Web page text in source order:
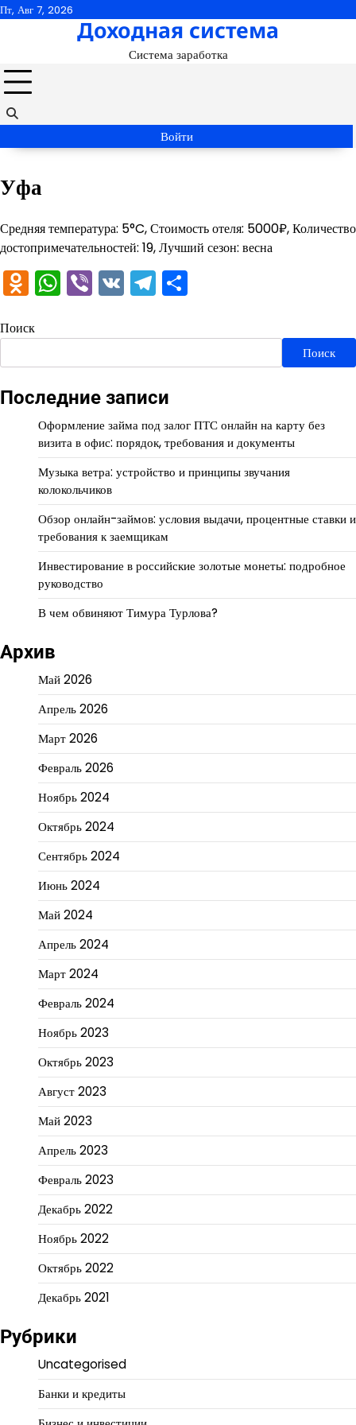
Перейти
Пт, Авг 7, 2026
Доходная система
Система заработка
Войти
Уфа
Средняя температура: 5°C, Стоимость отеля: 5000₽, Количество
достопримечательностей: 19, Лучший сезон: весна
Odnoklassniki
WhatsApp
Viber
VKTelegram
Поиск
Поиск
Последние записи
Оформление займа под залог ПТС онлайн на карту без
визита в офис: порядок, требования и документы
Музыка ветра: устройство и принципы звучания
колокольчиков
Обзор онлайн-займов: условия выдачи, процентные ставки и
требования к заемщикам
Инвестирование в российские золотые монеты: подробное
руководство
В чем обвиняют Тимура Турлова?
Архив
Май 2026
Апрель 2026
Март 2026
Февраль 2026
Ноябрь 2024
Октябрь 2024
Сентябрь 2024
Июнь 2024
Май 2024
Апрель 2024
Март 2024
Февраль 2024
Ноябрь 2023
Октябрь 2023
Август 2023
Май 2023
Апрель 2023
Февраль 2023
Декабрь 2022
Ноябрь 2022
Октябрь 2022
Декабрь 2021
Рубрики
Uncategorised
Банки и кредиты